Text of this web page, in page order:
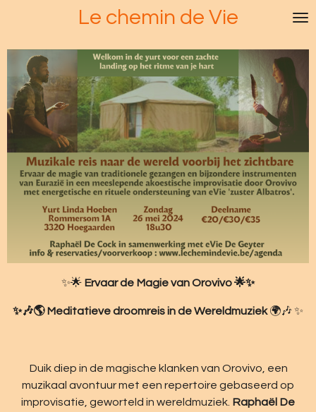
naar
hoofdinhoud
Le chemin de Vie
✨🌟 Ervaar de Magie van Orovivo 🌟✨
✨🎶🌎 Meditatieve droomreis in de Wereldmuziek🌍🎶 ✨
Duik diep in de magische klanken van Orovivo, een
muzikaal avontuur met een repertoire gebaseerd op
improvisatie, geworteld in wereldmuziek. Raphaël De